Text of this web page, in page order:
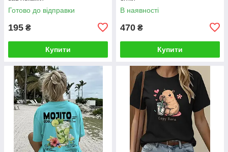
Готово до відправки
195 ₴
Купити
В наявності
470 ₴
Купити